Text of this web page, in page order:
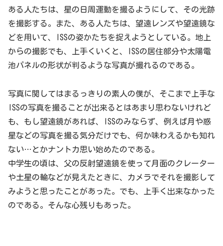
ある人たちは、星の日周運動を撮るようにして、その光跡
を撮影する。また、ある人たちは、望遠レンズや望遠鏡な
どを用いて、ISSの姿かたちを捉えようとしている。地上
からの撮影でも、上手くいくと、ISSの居住部分や太陽電
池パネルの形状が判るような写真が撮れるのである。
写真に関してはまるっきりの素人の僕が、そこまで上手な
ISSの写真を撮ることが出来るとはあまり思わないけれど
も、もし望遠鏡があれば、ISSのみならず、例えば月や惑
星などの写真を撮る気分だけでも、何か味わえるかも知れ
ない…とかナントカ思い始めたのである。
中学生の頃は、父の反射望遠鏡を使って月面のクレーター
や土星の輪などが見えたときに、カメラでそれを撮影して
みようと思ったことがあった。でも、上手く出来なかった
のである。そんな心残りもあった。